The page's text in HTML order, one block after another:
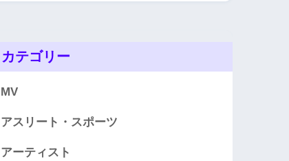
カテゴリー
MV
アスリート・スポーツ
アーティスト